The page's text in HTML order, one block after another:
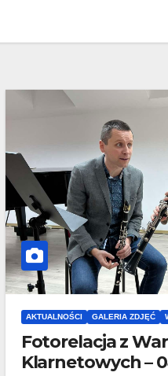
AKTUALNOŚCI GALERIA ZDJĘĆ
Fotorelacja z
Klarnetowych –